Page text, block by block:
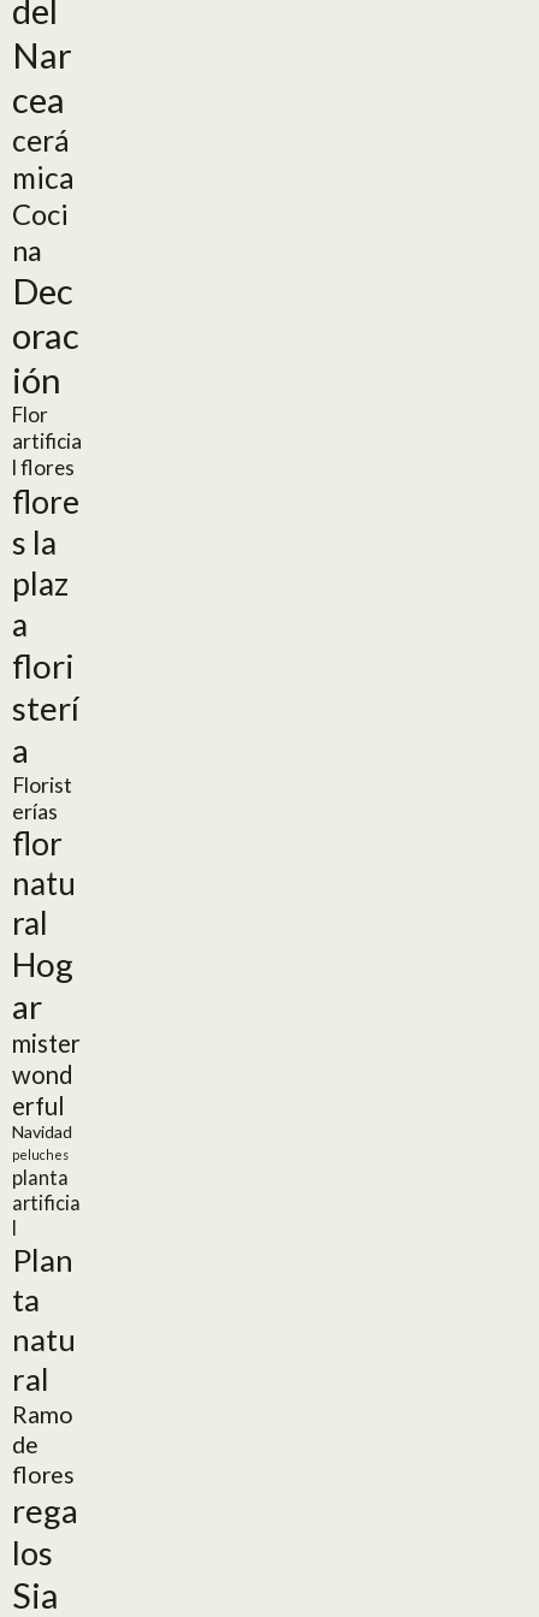
del
Nar
cea
cerá
mica
Coci
na
Dec
orac
ión
Flor
artificia
lflores
flore
s la
plaz
a
flori
sterí
a
Florist
erías
flor
natu
ral
Hog
ar
mister
wond
erful
Navidad
peluches
planta
artificia
Plan
ta
natu
ral
Ramo
de
flores
rega
los
Sia